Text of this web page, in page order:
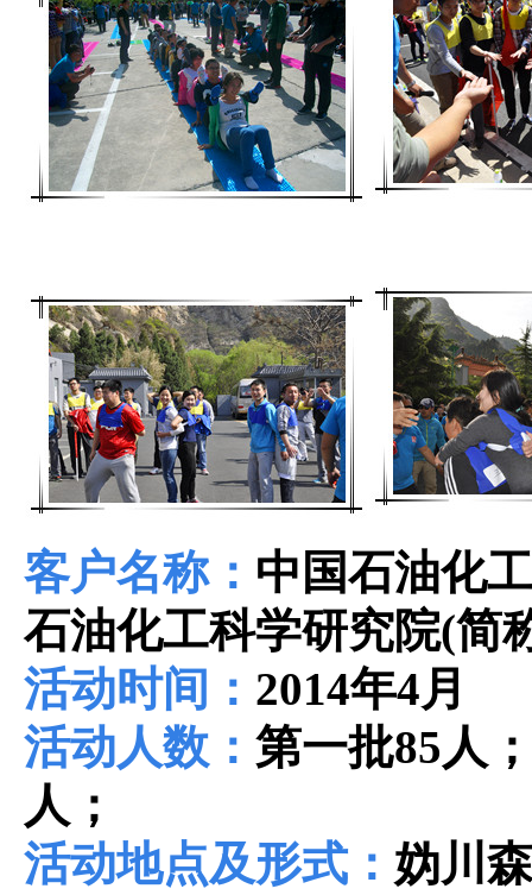
客户名称： 中国石油化
石油化工科学研究院(简
活动时间： 2014年4月
活动人数： 第一批85人
人；
活动地点及形式： 妫川